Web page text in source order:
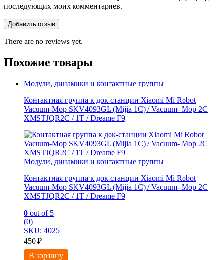
последующих моих комментариев.
There are no reviews yet.
Похожие товары
Модули, динамики и контактные группы
Контактная группа к док-станции Xiaomi Mi Robot
Vacuum-Mop SKV4093GL (Mijia 1C) / Vacuum- Mop 2C
XMSTJQR2C / 1T / Dreame F9
Модули, динамики и контактные группы
Контактная группа к док-станции Xiaomi Mi Robot
Vacuum-Mop SKV4093GL (Mijia 1C) / Vacuum- Mop 2C
XMSTJQR2C / 1T / Dreame F9
0 out of 5
(0)
SKU: 4025
450 ₽
В корзину